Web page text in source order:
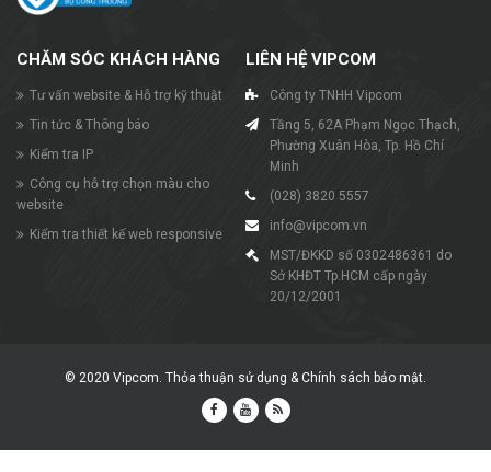
CHĂM SÓC KHÁCH HÀNG
Tư vấn website & Hỗ trợ kỹ thuật
Tin tức & Thông báo
Kiểm tra IP
Công cụ hỗ trợ chọn màu cho
website
Kiểm tra thiết kế web responsive
LIÊN HỆ VIPCOM
Công ty TNHH Vipcom
Tầng 5, 62A Phạm Ngọc Thạch,
Phường Xuân Hòa, Tp. Hồ Chí
Minh
(028) 3820 5557
info@vipcom.vn
MST/ĐKKD số 0302486361 do
Sở KHĐT Tp.HCM cấp ngày
20/12/2001
© 2020 Vipcom. Thỏa thuận sử dụng &Chính sách bảo mật.